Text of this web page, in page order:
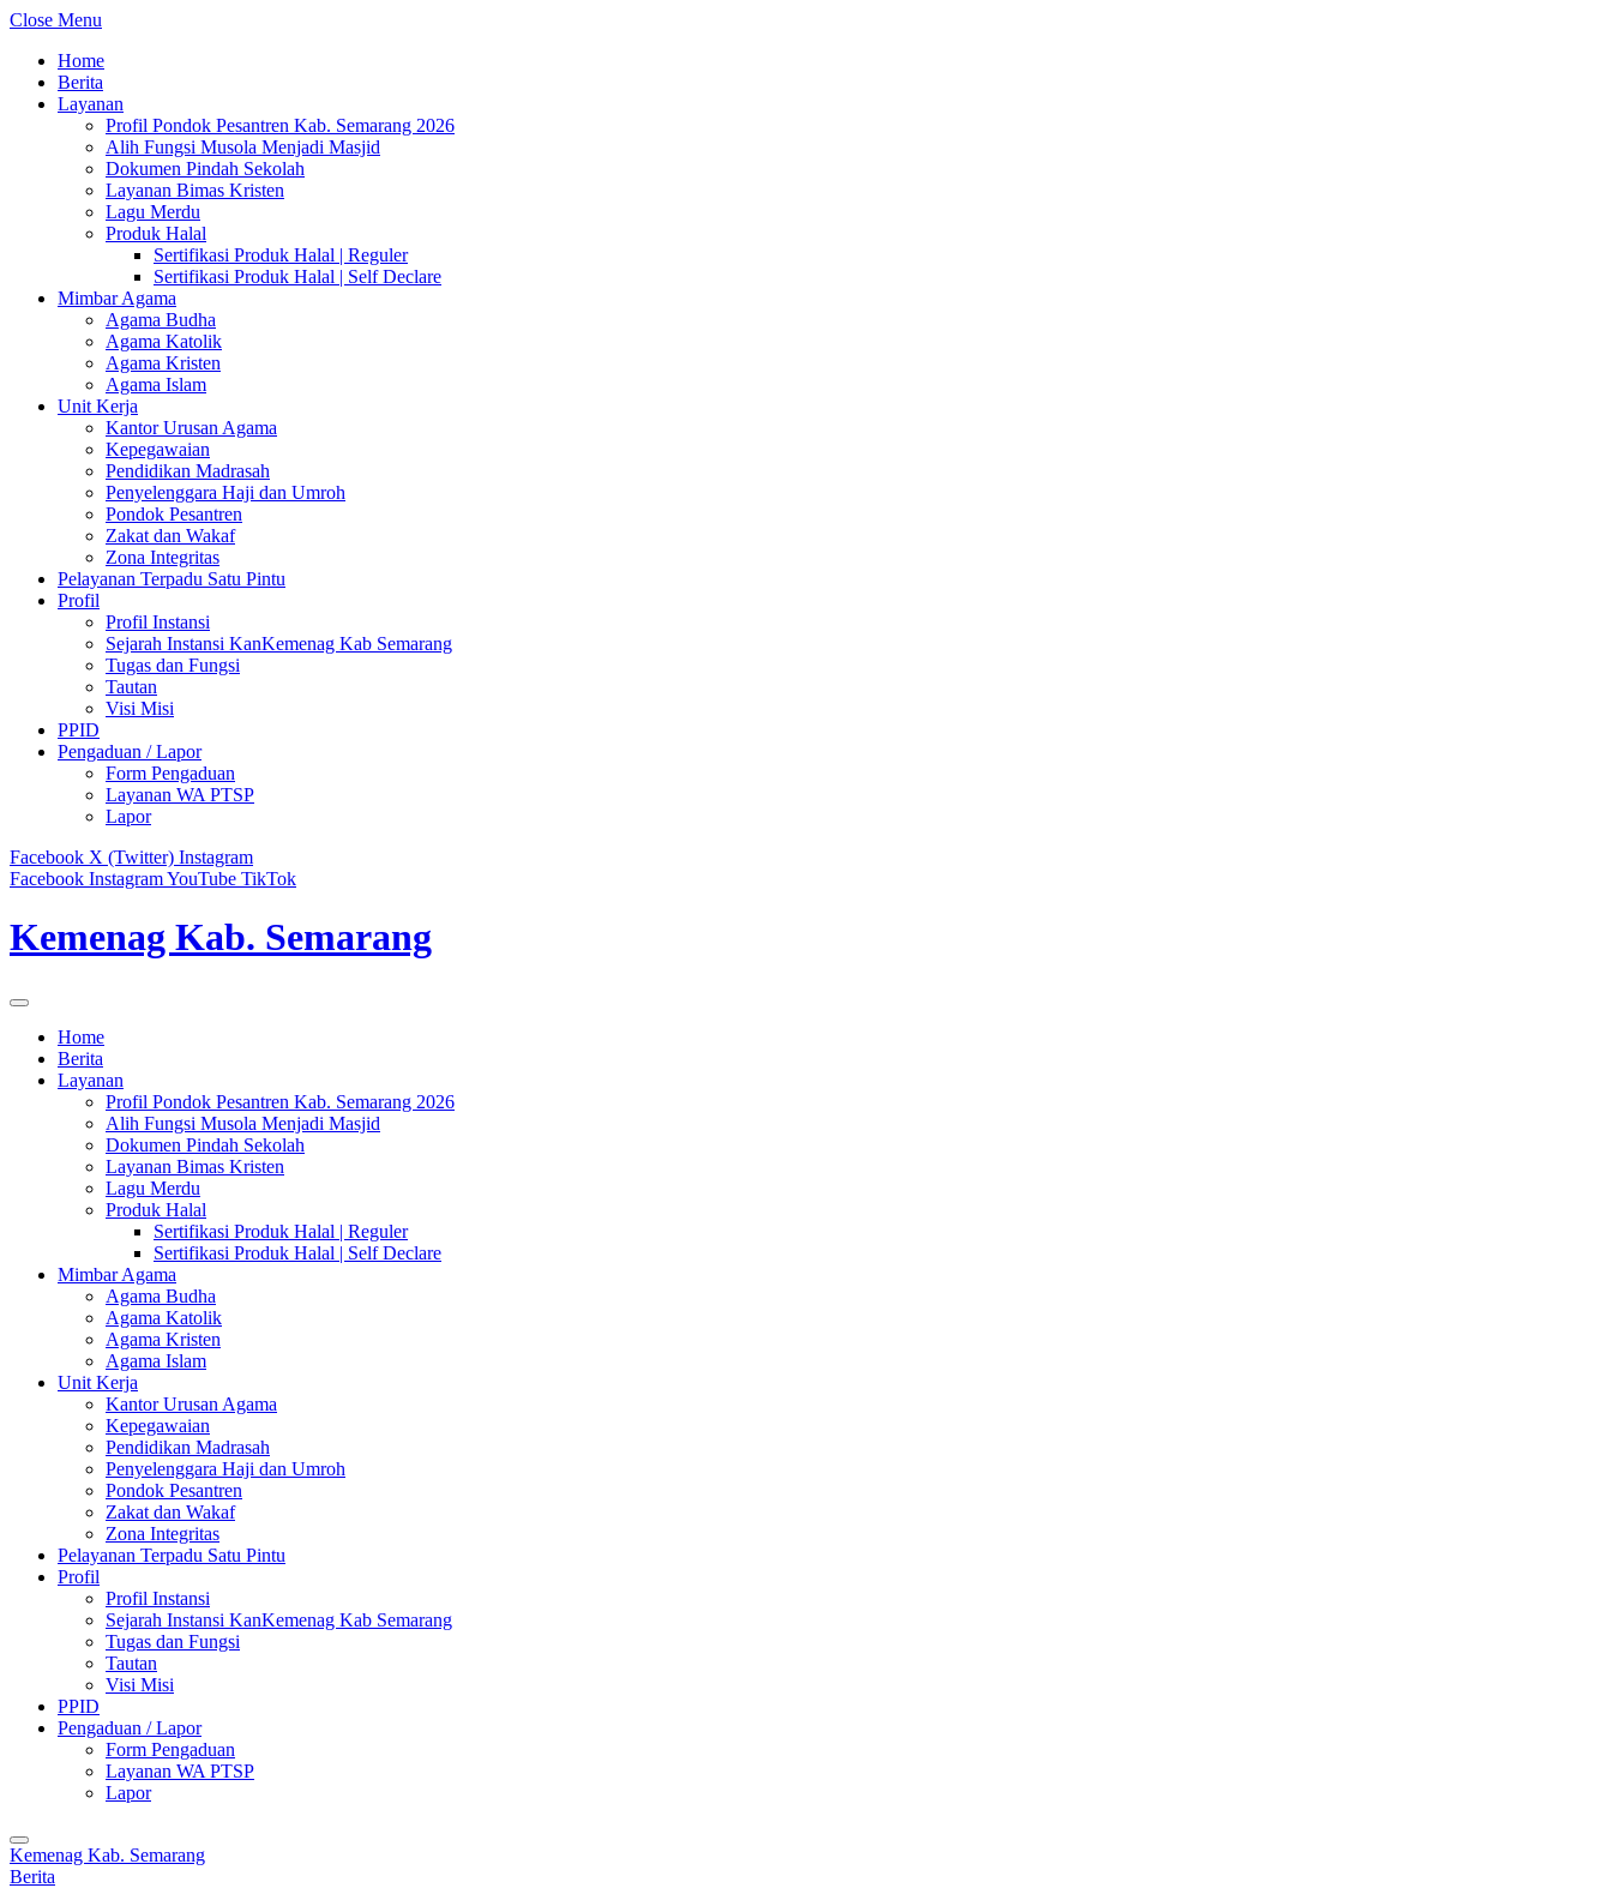
Close Menu
Home
Berita
Layanan
Profil Pondok Pesantren Kab. Semarang 2026
Alih Fungsi Musola Menjadi Masjid
Dokumen Pindah Sekolah
Layanan Bimas Kristen
Lagu Merdu
Produk Halal
Sertifikasi Produk Halal | Reguler
Sertifikasi Produk Halal | Self Declare
Mimbar Agama
Agama Budha
Agama Katolik
Agama Kristen
Agama Islam
Unit Kerja
Kantor Urusan Agama
Kepegawaian
Pendidikan Madrasah
Penyelenggara Haji dan Umroh
Pondok Pesantren
Zakat dan Wakaf
Zona Integritas
Pelayanan Terpadu Satu Pintu
Profil
Profil Instansi
Sejarah Instansi KanKemenag Kab Semarang
Tugas dan Fungsi
Tautan
Visi Misi
PPID
Pengaduan / Lapor
Form Pengaduan
Layanan WA PTSP
Lapor
Facebook X (Twitter) Instagram
Facebook InstagramYouTube TikTok
Kemenag Kab. Semarang
Home
Berita
Layanan
Profil Pondok Pesantren Kab. Semarang 2026
Alih Fungsi Musola Menjadi Masjid
Dokumen Pindah Sekolah
Layanan Bimas Kristen
Lagu Merdu
Produk Halal
Sertifikasi Produk Halal | Reguler
Sertifikasi Produk Halal | Self Declare
Mimbar Agama
Agama Budha
Agama Katolik
Agama Kristen
Agama Islam
Unit Kerja
Kantor Urusan Agama
Kepegawaian
Pendidikan Madrasah
Penyelenggara Haji dan Umroh
Pondok Pesantren
Zakat dan Wakaf
Zona Integritas
Pelayanan Terpadu Satu Pintu
Profil
Profil Instansi
Sejarah Instansi KanKemenag Kab Semarang
Tugas dan Fungsi
Tautan
Visi Misi
PPID
Pengaduan / Lapor
Form Pengaduan
Layanan WA PTSP
Lapor
Kemenag Kab. Semarang
Berita